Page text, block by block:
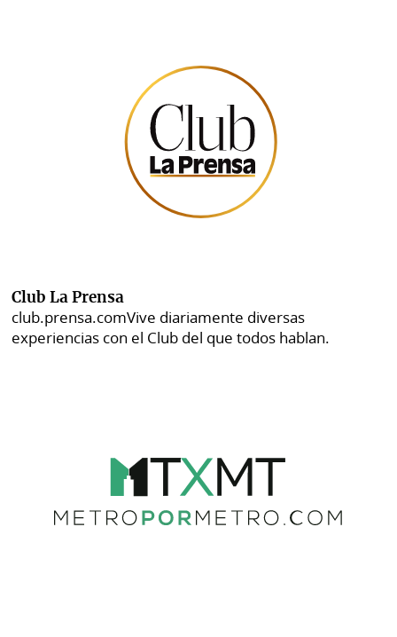
Club La Prensa
club.prensa.comVive diariamente diversas
experiencias con el Club del que todos hablan.